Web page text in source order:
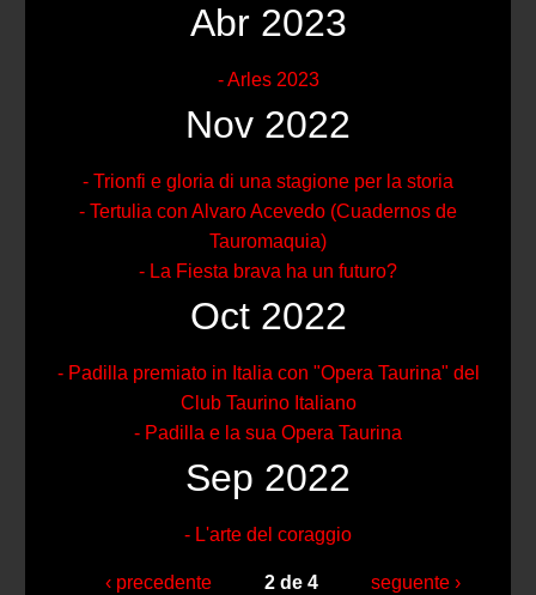
Abr 2023
- Arles 2023
Nov 2022
- Trionfi e gloria di una stagione per la storia
- Tertulia con Alvaro Acevedo (Cuadernos de
Tauromaquia)
- La Fiesta brava ha un futuro?
Oct 2022
- Padilla premiato in Italia con "Opera Taurina" del
Club Taurino Italiano
- Padilla e la sua Opera Taurina
Sep 2022
- L'arte del coraggio
‹ precedente 2 de 4 seguente ›